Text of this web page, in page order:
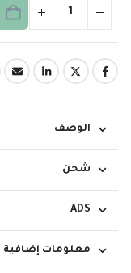
الوصف
شحن
ADS
معلومات إضافية